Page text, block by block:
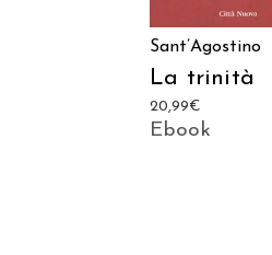
Sant’Agostino
La trinità
20,99€
Ebook